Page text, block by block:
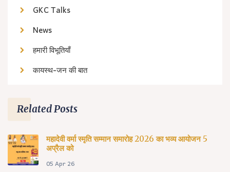
GKC Talks
News
हमारी विभूतियाँ
कायस्थ-जन की बात
Related Posts
महादेवी वर्मा स्मृति सम्मान समारोह 2026 का भव्य आयोजन 5
अप्रैल को
05 Apr 26